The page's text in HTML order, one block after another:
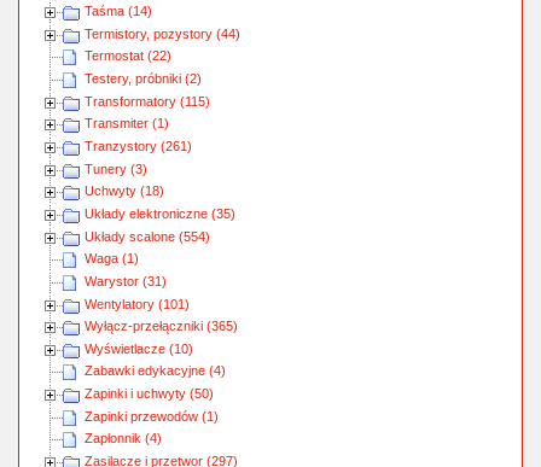
Taśma (14)
Termistory, pozystory (44)
Termostat (22)
Testery, próbniki (2)
Transformatory (115)
Transmiter (1)
Tranzystory (261)
Tunery (3)
Uchwyty (18)
Układy elektroniczne (35)
Układy scalone (554)
Waga (1)
Warystor (31)
Wentylatory (101)
Wyłącz-przełączniki (365)
Wyświetlacze (10)
Zabawki edykacyjne (4)
Zapinki i uchwyty (50)
Zapinki przewodów (1)
Zapłonnik (4)
Zasilacze i przetwor (297)